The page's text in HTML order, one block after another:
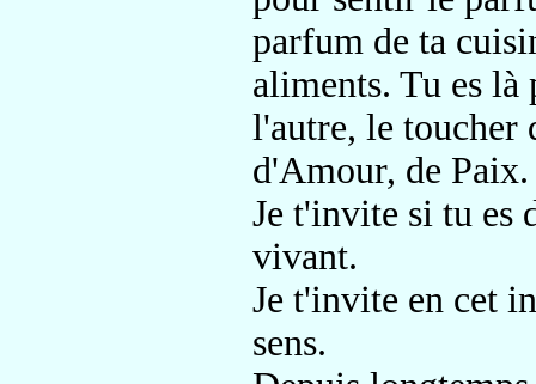
parfum de ta
aliments. Tu es là
l'autre, le toucher
d'Amour, de Paix.
Je t'invite si tu es
vivant.
Je t'invite en cet
sens.